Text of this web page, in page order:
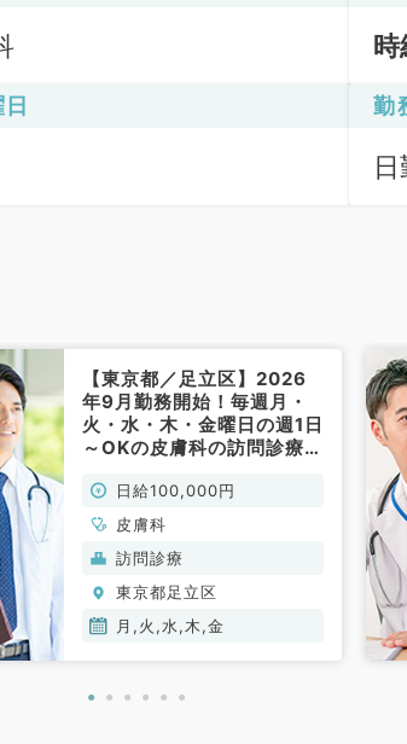
勤
【東京都／足立区】2026
年9月勤務開始！毎週月・
火・水・木・金曜日の週1日
～OKの皮膚科の訪問診療！
（皮膚科／非常勤）
日給100,000円
皮膚科
訪問診療
東京都足立区
月,火,水,木,金